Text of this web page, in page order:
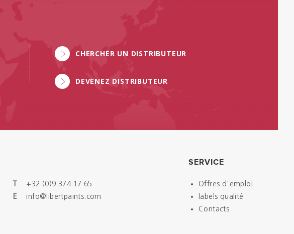
CHERCHER UN DISTRIBUTEUR
DEVENEZ DISTRIBUTEUR
+32 (0)9 374 17 65
E info@libertpaints.com
SERVICE
Offres d'emploi
labels qualité
Contacts